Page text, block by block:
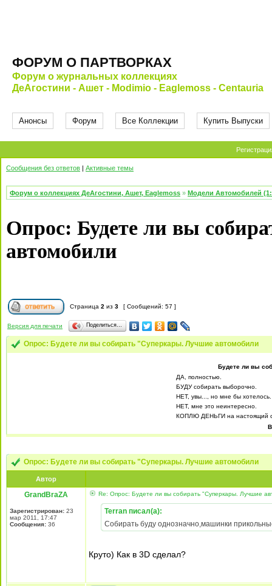
ФОРУМ О ПАРТВОРКАХ
Форум о журнальных коллекциях
ДеАгостини - Ашет - Modimio - Eaglemoss - Centauria
Анонсы Форум Все Коллекции Купить Выпуски
Сообщения без ответов | Активные темы
Форум о коллекциях ДеАгостини, Ашет, Eaglemoss » Модели Автомобилей
Опрос: Будете ли вы
автомобили
Страница 2 из 3 [ Сообщений: 57 ]
Версия для печати Поделиться…
Опрос: Будете ли вы собирать "Суперкары. Лучшие автомобили
Будете ли вы
ДА, полностью.
БУДУ собирать выборочно.
НЕТ, увы..., но мне бы хотелось.
НЕТ, мне это неинтересно.
КОПЛЮ ДЕНЬГИ на настоящий
Опрос: Будете ли вы собирать "Суперкары. Лучшие автомобили
Автор
GrandBraZA
Зарегистрирован: 23
мар 2011, 17:47
Сообщения: 36
Re: Опрос: Будете ли вы собирать "Суперкары. Лучшие
Terran писал(а):
Собирать буду однозначно,машинки
Круто) Как в 3D сделал?